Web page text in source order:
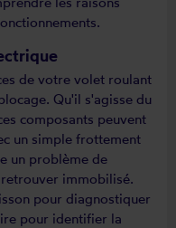
de votre volet roulant
Qu'il s'agisse du
composants peuvent
un simple frottement
un problème de
immobilisé.
pour diagnostiquer
pour identifier la